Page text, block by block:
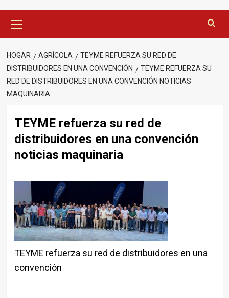
principal
HOGAR AGRÍCOLA
TEYME REFUERZA SU RED DE
DISTRIBUIDORES EN UNA CONVENCIÓN
TEYME REFUERZA SU
RED DE DISTRIBUIDORES EN UNA CONVENCIÓN NOTICIAS
MAQUINARIA
TEYME refuerza su red de
distribuidores en una convención
noticias maquinaria
TEYME refuerza su red de distribuidores en una
convención